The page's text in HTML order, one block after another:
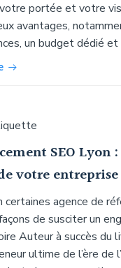
portée et votre
avantages,
un budget dédié
SEO Lyon
votre entreprise
certaines agence de
de susciter un
Auteur à succès du
ultime de l’ère